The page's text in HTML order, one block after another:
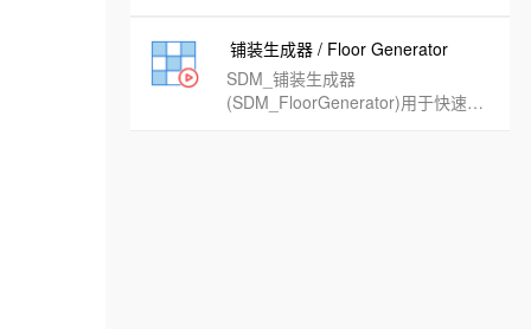
铺装生成器 / Floor Generator
SDM_铺装生成器
(SDM_FloorGenerator)用于快速生